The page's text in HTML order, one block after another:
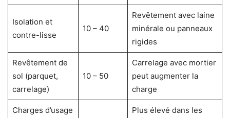
Isolation et
contre-lisse
10 – 40
Revêtement avec laine
minérale ou panneaux
rigides
Revêtement de
sol (parquet,
carrelage)
10 – 50
Carrelage avec mortier
peut augmenter la
charge
Charges d’usage
Plus élevé dans les